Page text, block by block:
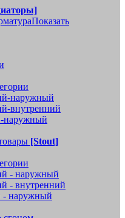
Показать
наружный
внутренний
наружный
[Stout]
- наружный
- внутренний
наружный